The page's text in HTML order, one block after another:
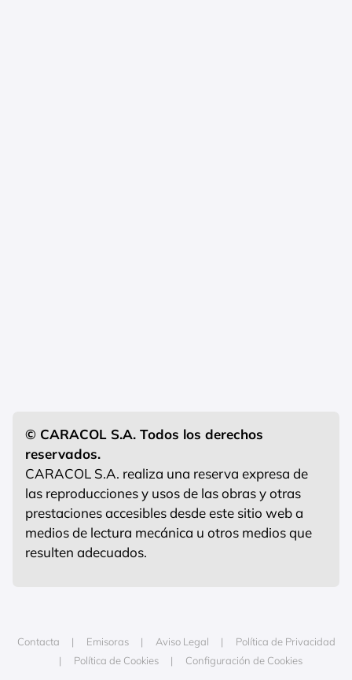
© CARACOL S.A. Todos los derechos
reservados.
CARACOL S.A. realiza una reserva expresa de
las reproducciones y usos de las obras y otras
prestaciones accesibles desde este sitio web a
medios de lectura mecánica u otros medios que
resulten adecuados.
Contacta Emisoras Aviso Legal
Política de Privacidad
Política de Cookies
Configuración de Cookies